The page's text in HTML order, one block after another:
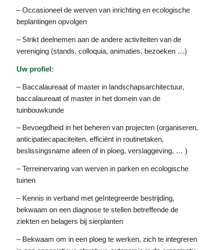
– Occasioneel de werven van inrichting en ecologische
beplantingen opvolgen
– Strikt deelnemen aan de andere activiteiten van de
vereniging (stands, colloquia, animaties, bezoeken …)
Uw profiel:
– Baccalaureaat of master in landschapsarchitectuur,
baccalaureaat of master in het domein van de
tuinbouwkunde
– Bevoegdheid in het beheren van projecten (organiseren,
anticipatiecapaciteiten, efficiënt in routinetaken,
beslissingsname alleen of in ploeg, verslaggeving, … )
– Terreinervaring van werven in parken en ecologische
tuinen
– Kennis in verband met geIntegreerde bestrijding,
bekwaam on een diagnose te stellen betreffende de
ziekten en belagers bij sierplanten
– Bekwaam om in een ploeg te werken, zich te integreren